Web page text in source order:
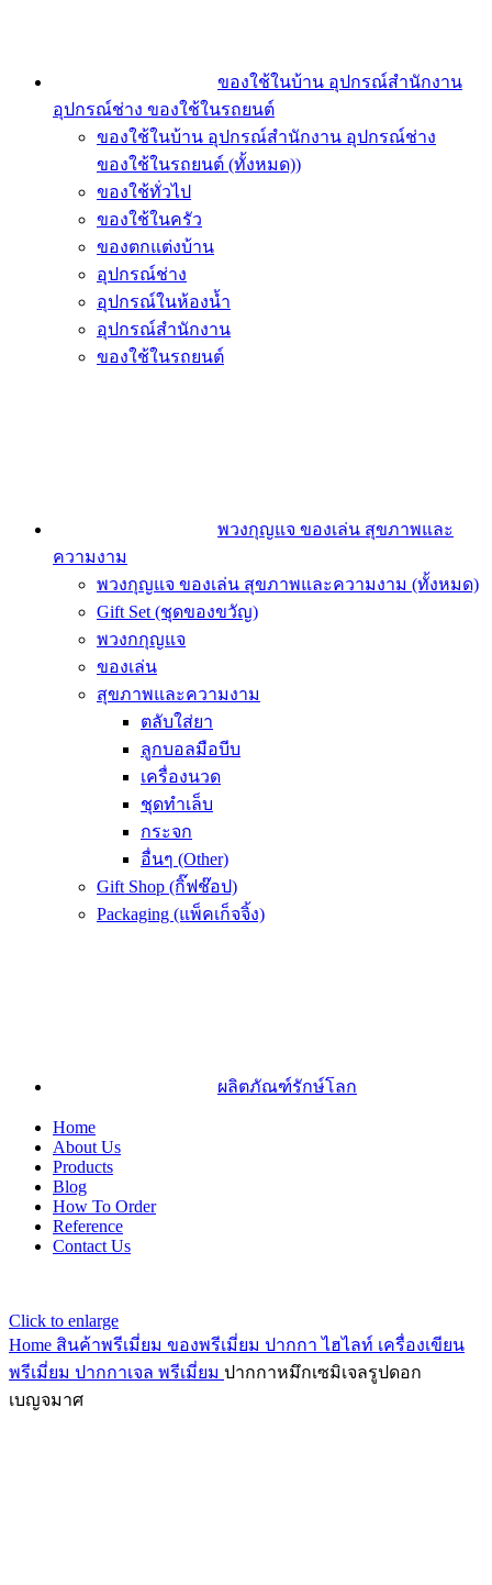
ของใช้ในบ้าน อุปกรณ์สำนักงาน
อุปกรณ์ช่าง ของใช้ในรถยนต์
ของใช้ในบ้าน อุปกรณ์สำนักงาน อุปกรณ์ช่าง
ของใช้ในรถยนต์ (ทั้งหมด))
ของใช้ทั่วไป
ของใช้ในครัว
ของตกแต่งบ้าน
อุปกรณ์ช่าง
อุปกรณ์ในห้องน้ำ
อุปกรณ์สำนักงาน
ของใช้ในรถยนต์
พวงกุญแจ ของเล่น สุขภาพและ
ความงาม
พวงกุญแจ ของเล่น สุขภาพและความงาม (ทั้งหมด)
Gift Set (ชุดของขวัญ)
พวงกกุญแจ
ของเล่น
สุขภาพและความงาม
ตลับใส่ยา
ลูกบอลมือบีบ
เครื่องนวด
ชุดทำเล็บ
กระจก
อื่นๆ (Other)
Gift Shop (กิ๊ฟช๊อป)
Packaging (แพ็คเก็จจิ้ง)
ผลิตภัณฑ์รักษ์โลก
Home
About Us
Products
Blog
How To Order
Reference
Contact Us
Click to enlarge
Home สินค้าพรีเมี่ยม ของพรีเมี่ยม ปากกา ไฮไลท์ เครื่องเขียน
พรีเมี่ยม ปากกาเจล พรีเมี่ยม ปากกาหมึกเซมิเจลรูปดอก
เบญจมาศ